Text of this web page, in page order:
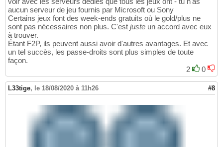
aucun serveur de jeu fournis par Microsoft ou Sony
Certains jeux font des week-ends gratuits où le gold/plus ne
sont pas nécessaires non plus. C'est juste un accord avec eux
à trouver.
Étant F2P, ils peuvent aussi avoir d'autres avantages. Et avec
un tel succès, les passe-droits sont plus simples de toute
façon.
2
0
L33tige, le 18/08/2020 à 11h26 #8